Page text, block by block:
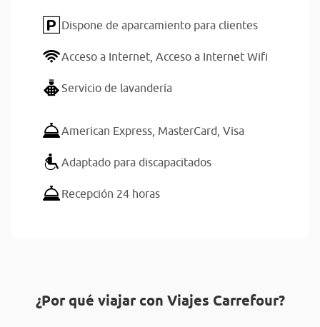
Dispone de aparcamiento para clientes
Acceso a Internet, Acceso a Internet Wifi
Servicio de lavandería
American Express, MasterCard, Visa
Adaptado para discapacitados
Recepción 24 horas
¿Por qué viajar con Viajes Carrefour?